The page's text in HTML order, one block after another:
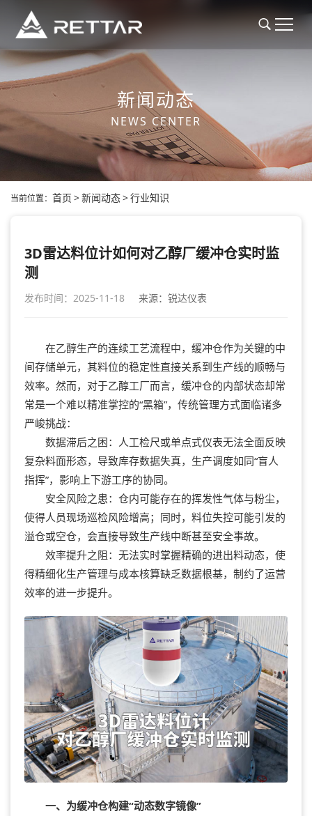
新闻动态
NEWS CENTER
当前位置： 首页 >新闻动态>行业知识
3D雷达料位计如何对乙醇厂缓冲仓实时监
测
发布时间：2025-11-18 来源：锐达仪表
在乙醇生产的连续工艺流程中，缓冲仓作为关键的中
间存储单元，其料位的稳定性直接关系到生产线的顺畅与
效率。然而，对于乙醇工厂而言，缓冲仓的内部状态却常
常是一个难以精准掌控的“黑箱”，传统管理方式面临诸多
严峻挑战：
数据滞后之困：人工检尺或单点式仪表无法全面反映
复杂料面形态，导致库存数据失真，生产调度如同“盲人
指挥”，影响上下游工序的协同。
安全风险之患：仓内可能存在的挥发性气体与粉尘，
使得人员现场巡检风险增高；同时，料位失控可能引发的
溢仓或空仓，会直接导致生产线中断甚至安全事故。
效率提升之阻：无法实时掌握精确的进出料动态，使
得精细化生产管理与成本核算缺乏数据根基，制约了运营
效率的进一步提升。
一、为缓冲仓构建“动态数字镜像”